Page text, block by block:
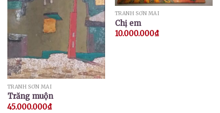
TRANH SƠN MÀI
Trăng muộn
45.000.000₫
TRANH SƠN MÀI
Chị em
10.000.000₫